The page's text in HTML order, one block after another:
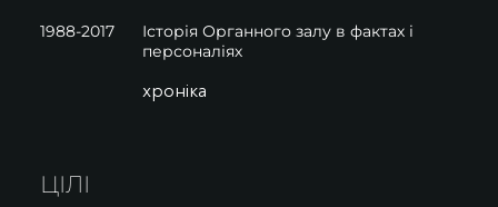
1988-2017
Історія Органного залу в фактах і
персоналіях
хроніка
ЦІЛІ